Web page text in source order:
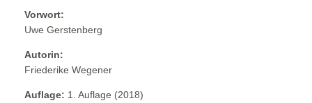
Vorwort:
Uwe Gerstenberg
Autorin:
Friederike Wegener
Auflage: 1. Auflage (2018)